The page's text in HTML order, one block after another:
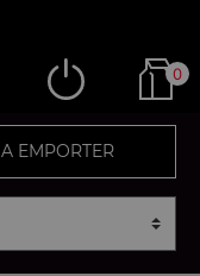
0
A EMPORTER